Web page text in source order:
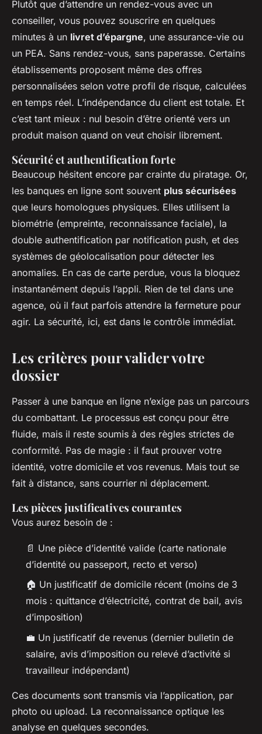
Plutôt que d’attendre un rendez-vous avec un
conseiller, vous pouvez souscrire en quelques
minutes à un livret d’épargne, une assurance-vie ou
un PEA. Sans rendez-vous, sans paperasse. Certains
établissements proposent même des offres
personnalisées selon votre profil de risque, calculées
en temps réel. L’indépendance du client est totale. Et
c’est tant mieux : nul besoin d’être orienté vers un
produit maison quand on veut choisir librement.
Sécurité et authentification forte
Beaucoup hésitent encore par crainte du piratage. Or,
les banques en ligne sont souvent plus sécurisées
que leurs homologues physiques. Elles utilisent la
biométrie (empreinte, reconnaissance faciale), la
double authentification par notification push, et des
systèmes de géolocalisation pour détecter les
anomalies. En cas de carte perdue, vous la bloquez
instantanément depuis l’appli. Rien de tel dans une
agence, où il faut parfois attendre la fermeture pour
agir. La sécurité, ici, est dans le contrôle immédiat.
Les critères pour valider votre
dossier
Passer à une banque en ligne n’exige pas un parcours
du combattant. Le processus est conçu pour être
fluide, mais il reste soumis à des règles strictes de
conformité. Pas de magie : il faut prouver votre
identité, votre domicile et vos revenus. Mais tout se
fait à distance, sans courrier ni déplacement.
Les pièces justificatives courantes
Vous aurez besoin de :
📄 Une pièce d’identité valide (carte nationale
d’identité ou passeport, recto et verso)
🏠 Un justificatif de domicile récent (moins de 3
mois : quittance d’électricité, contrat de bail, avis
d’imposition)
💼 Un justificatif de revenus (dernier bulletin de
salaire, avis d’imposition ou relevé d’activité si
travailleur indépendant)
Ces documents sont transmis via l’application, par
photo ou upload. La reconnaissance optique les
analyse en quelques secondes.